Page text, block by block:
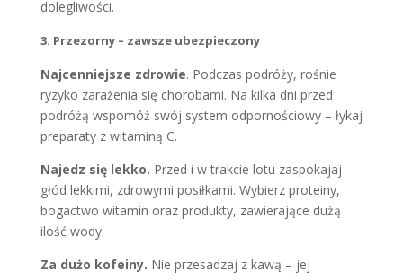
dolegliwości.
3. Przezorny – zawsze ubezpieczony
Najcenniejsze zdrowie. Podczas podróży, rośnie
ryzyko zarażenia się chorobami. Na kilka dni przed
podróżą wspomóż swój system odpornościowy – łykaj
preparaty z witaminą C.
Najedz się lekko. Przed i w trakcie lotu zaspokajaj
głód lekkimi, zdrowymi posiłkami. Wybierz proteiny,
bogactwo witamin oraz produkty, zawierające dużą
ilość wody.
Za dużo kofeiny. Nie przesadzaj z kawą – jej